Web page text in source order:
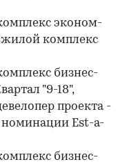
эконом-
жилой комплекс
бизнес-
"9-18",
проекта -
номинации Est-a-
бизнес-